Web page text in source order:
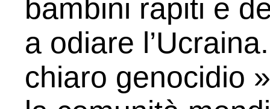
bambini rapiti e
a odiare
chiaro genocidio